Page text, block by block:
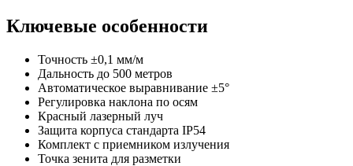
Ключевые особенности
Точность ±0,1 мм/м
Дальность до 500 метров
Автоматическое выравнивание ±5°
Регулировка наклона по осям
Красный лазерный луч
Защита корпуса стандарта IP54
Комплект с приемником излучения
Точка зенита для разметки